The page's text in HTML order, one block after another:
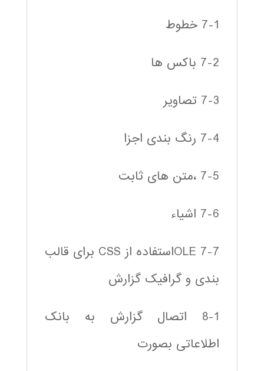
7-1 خطوط
7-2 باکس ها
7-3 تصاویر
7-4 رنگ بندی اجزا
7-5 ،متن های ثابت
7-6 اشیاء
7-7 OLEاستفاده از CSS برای قالب
بندی و گرافیک گزارش
8-1 اتصال گزارش به بانک
اطلاعاتی بصورت